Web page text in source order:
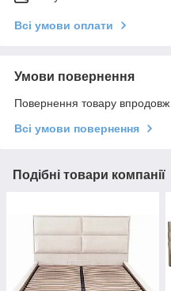
Всі умови оплати
Умови повернення
Повернення товару впродовж
Всі умови повернення
Подібні товари компанії